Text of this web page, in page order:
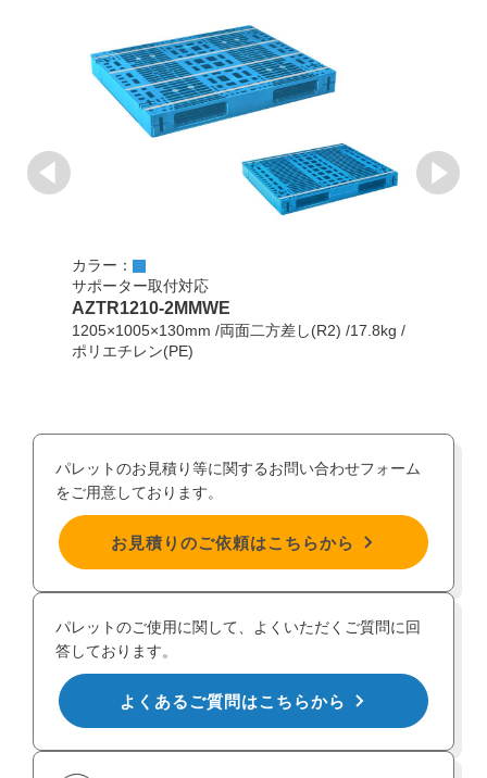
カラー：
サポーター取付対応
AZTR1210-2MMWE
1205×1005×130mm /両面二方差し(R2) /17.8kg /
ポリエチレン(PE)
パレットのお見積り等に関するお問い合わせフォーム
をご用意しております。
お見積りのご依頼はこちらから
パレットのご使用に関して、よくいただくご質問に回
答しております。
よくあるご質問はこちらから